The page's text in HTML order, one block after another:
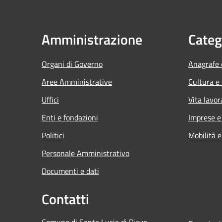
Amministrazione
Organi di Governo
Aree Amministrative
Uffici
Enti e fondazioni
Politici
Personale Amministrativo
Documenti e dati
Cultura
Vita
Imprese
Mobilità
Contatti